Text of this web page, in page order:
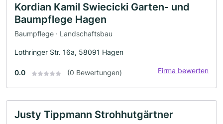
Kordian Kamil Swiecicki Garten- und
Baumpflege Hagen
Baumpflege · Landschaftsbau
Lothringer Str. 16a, 58091 Hagen
0.0 (0 Bewertungen) Firma bewerten
Justy Tippmann Strohhutgärtner